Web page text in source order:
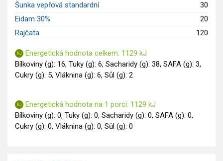
Šunka vepřová standardní
30
Eidam 30%
20
Rajčata
120
Energetická hodnota celkem: 1129 kJ
Bílkoviny (g): 16, Tuky (g): 6, Sacharidy (g): 38, SAFA (g): 3,
Cukry (g): 5, Vláknina (g): 6, Sůl (g): 2
Energetická hodnota na 1 porci: 1129 kJ
Bílkoviny (g): 0, Tuky (g): 0, Sacharidy (g): 0, SAFA (g): 0,
Cukry (g): 0, Vláknina (g): 0, Sůl (g): 0